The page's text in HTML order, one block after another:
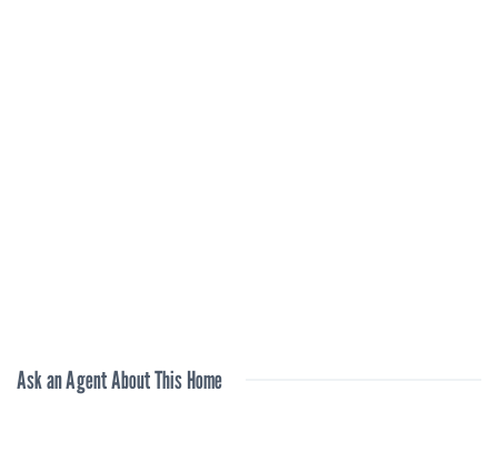
Ask an Agent About This Home